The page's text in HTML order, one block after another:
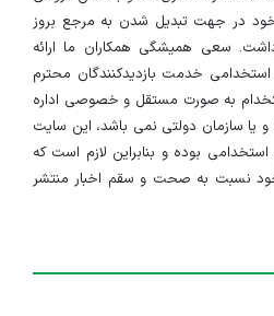
خود در جهت تبدیل شدن به مرجع بروز
سعی همیشگی همکاران ما ارائه
خدمت بازدیدکنندگان محترم
به صورت مستقل و خصوصی اداره
یا سازمان دولتی نمی باشد، این سایت
بوده و بنابراین لازم است که
خود نسبت به صحت و سقم اخبار منتشر